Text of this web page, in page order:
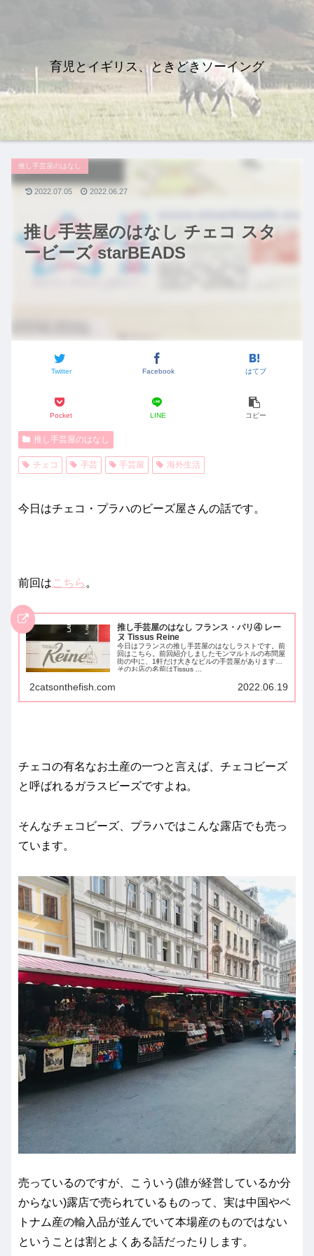
育児とイギリス、ときどきソーイング
推し手芸屋のはなし チェコ スタ
ービーズ starBEADS
推し手芸屋のはなし
Twitter Facebook はてブ
Pocket LINE コピー
2022.07.05 2022.06.27
推し手芸屋のはなし
チェコ 手芸 手芸屋 海外生活
今日はチェコ・プラハのビーズ屋さんの話です。
前回はこちら 。
推し手芸屋のはなし フランス・パリ④ レー
ヌ Tissus Reine
今日はフランスの推し手芸屋のはなしラストです。前
回はこちら。前回紹介しましたモンマルトルの布問屋
街の中に、1軒だけ大きなビルの手芸屋があります。
そのお店の名前はTissus ...
2catsonthefish.com 2022.06.19
チェコの有名なお土産の一つと言えば、チェコビーズ
と呼ばれるガラスビーズですよね。
そんなチェコビーズ、プラハではこんな露店でも売っ
ています。
売っているのですが、こういう(誰が経営しているか分
からない)露店で売られているものって、実は中国やベ
トナム産の輸入品が並んでいて本場産のものではない
ということは割とよくある話だったりします。